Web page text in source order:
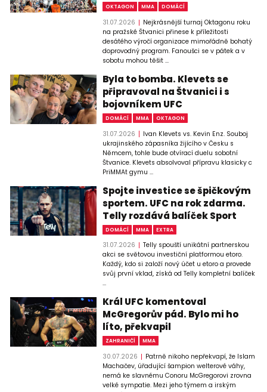
OKTAGON MMA DOMÁCÍ
31.07.2026
Nejkrásnější turnaj Oktagonu roku
na pražské Štvanici přinese k příležitosti
desátého výročí organizace mimořádně bohatý
doprovodný program. Fanoušci se v pátek a v
sobotu mohou těšit ...
Byla to bomba. Klevets se
připravoval na Štvanici i s
bojovníkem UFC
DOMÁCÍ MMA OKTAGON
31.07.2026
Ivan Klevets vs. Kevin Enz. Souboj
ukrajinského zápasníka žijícího v Česku s
Němcem, tohle bude otvírací duelu sobotní
Štvanice. Klevets absolvoval přípravu klasicky c
PriMMAt gymu ...
Spojte investice se špičkovým
sportem. UFC na rok zdarma.
Telly rozdává balíček Sport
DOMÁCÍ MMA EXTRA
31.07.2026
Telly spouští unikátní partnerskou
akci se světovou investiční platformou etoro.
Každý, kdo si založí nový účet u etoro a provede
svůj první vklad, získá od Telly kompletní balíček
...
Král UFC komentoval
McGregorův pád. Bylo mi ho
líto, překvapil
ZAHRANIČÍ MMA
30.07.2026
Patrně nikoho nepřekvapí, že Islam
Machačev, úřadující šampion welterové váhy,
nemá ke slavnému Conoru McGregorovi zrovna
velké sympatie. Mezi jeho týmem a irským